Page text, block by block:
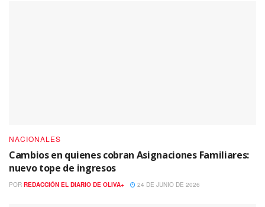
NACIONALES
Cambios en quienes cobran Asignaciones Familiares:
nuevo tope de ingresos
POR REDACCIÓN EL DIARIO DE OLIVA+ 24 DE JUNIO DE 2026